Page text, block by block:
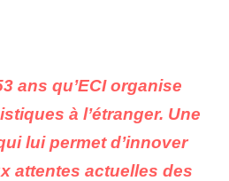
ans qu’ECI organise
à l’étranger. Une
lui permet d’innover
attentes actuelles des